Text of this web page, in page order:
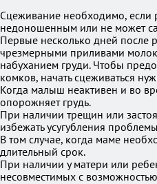
Сцеживание необходимо, если
недоношенным или не может
Первые несколько дней после
чрезмерными приливами
набуханием груди. Чтобы
комков, начать сцеживаться
Когда малыш неактивен и во
опорожняет грудь.
При наличии трещин или
избежать усугубления
В том случае, когда маме
длительный срок.
При наличии у матери или
несовместимых с